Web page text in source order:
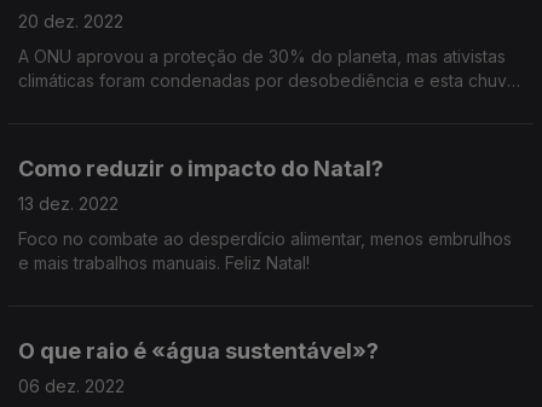
20 dez. 2022
A ONU aprovou a proteção de 30% do planeta, mas ativistas
climáticas foram condenadas por desobediência e esta chuva
Como reduzir o impacto do Natal?
13 dez. 2022
Foco no combate ao desperdício alimentar, menos embrulhos
e mais trabalhos manuais. Feliz Natal!
O que raio é «água sustentável»?
06 dez. 2022